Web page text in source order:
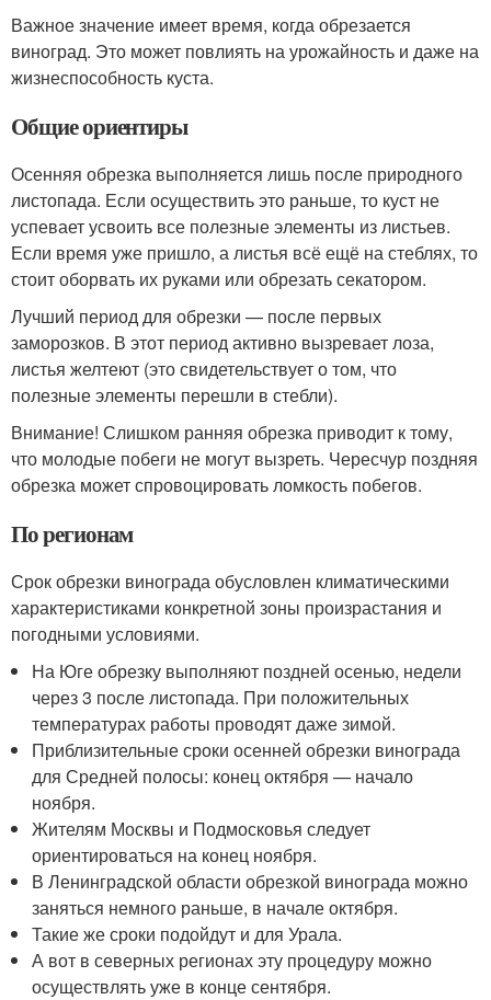
Важное значение имеет время, когда обрезается
виноград. Это может повлиять на урожайность и даже на
жизнеспособность куста.
Общие ориентиры
Осенняя обрезка выполняется лишь после природного
листопада. Если осуществить это раньше, то куст не
успевает усвоить все полезные элементы из листьев.
Если время уже пришло, а листья всё ещё на стеблях, то
стоит оборвать их руками или обрезать секатором.
Лучший период для обрезки — после первых
заморозков. В этот период активно вызревает лоза,
листья желтеют (это свидетельствует о том, что
полезные элементы перешли в стебли).
Внимание! Слишком ранняя обрезка приводит к тому,
что молодые побеги не могут вызреть. Чересчур поздняя
обрезка может спровоцировать ломкость побегов.
По регионам
Срок обрезки винограда обусловлен климатическими
характеристиками конкретной зоны произрастания и
погодными условиями.
На Юге обрезку выполняют поздней осенью, недели
через 3 после листопада. При положительных
температурах работы проводят даже зимой.
Приблизительные сроки осенней обрезки винограда
для Средней полосы: конец октября — начало
ноября.
Жителям Москвы и Подмосковья следует
ориентироваться на конец ноября.
В Ленинградской области обрезкой винограда можно
заняться немного раньше, в начале октября.
Такие же сроки подойдут и для Урала.
А вот в северных регионах эту процедуру можно
осуществлять уже в конце сентября.